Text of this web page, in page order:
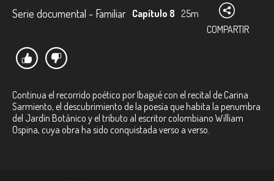
Serie documental - Familiar Capítulo 8 25m
COMPARTIR
Continua el recorrido poético por Ibagué con el recital de Carina
Sarmiento, el descubrimiento de la poesía que habita la penumbra
del Jardín Botánico y el tributo al escritor colombiano William
Ospina, cuya obra ha sido conquistada verso a verso.